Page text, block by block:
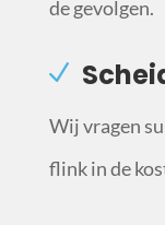
de gevolgen.
Wij vragen
flink in de